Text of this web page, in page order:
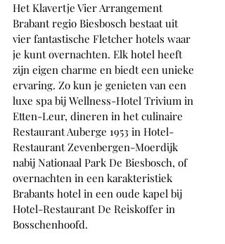
Het Klavertje Vier Arrangement
Brabant regio Biesbosch bestaat uit
vier fantastische Fletcher hotels waar
je kunt overnachten. Elk hotel heeft
zijn eigen charme en biedt een unieke
ervaring. Zo kun je genieten van een
luxe spa bij Wellness-Hotel Trivium in
Etten-Leur, dineren in het culinaire
Restaurant Auberge 1953 in Hotel-
Restaurant Zevenbergen-Moerdijk
nabij Nationaal Park De Biesbosch, of
overnachten in een karakteristiek
Brabants hotel in een oude kapel bij
Hotel-Restaurant De Reiskoffer in
Bosschenhoofd.